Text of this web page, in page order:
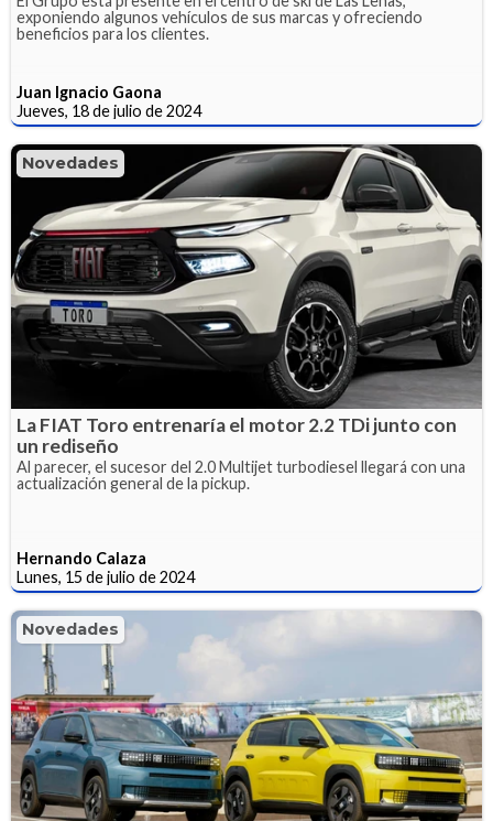
exponiendo algunos vehículos de sus marcas y ofreciendo
beneficios para los clientes.
Juan Ignacio Gaona
Jueves, 18 de julio de 2024
Novedades
La FIAT Toro entrenaría el motor 2.2 TDi junto con
un rediseño
Al parecer, el sucesor del 2.0 Multijet turbodiesel llegará con una
actualización general de la pickup.
Hernando Calaza
Lunes, 15 de julio de 2024
Novedades